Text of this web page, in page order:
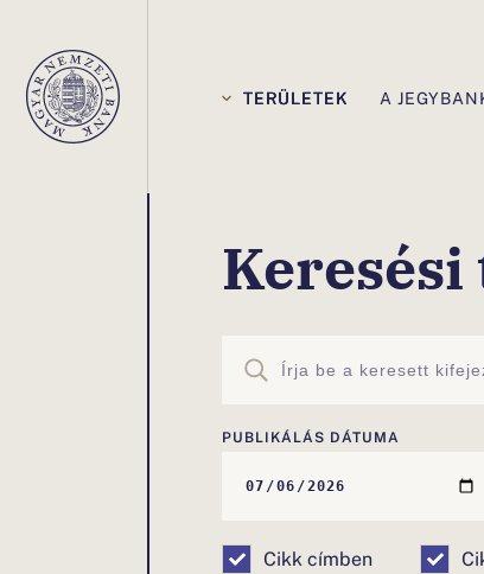
navigáció
TERÜLETEK A
van:Kereső
PUBLIKÁLÁS DÁTUMA
Cikk címben